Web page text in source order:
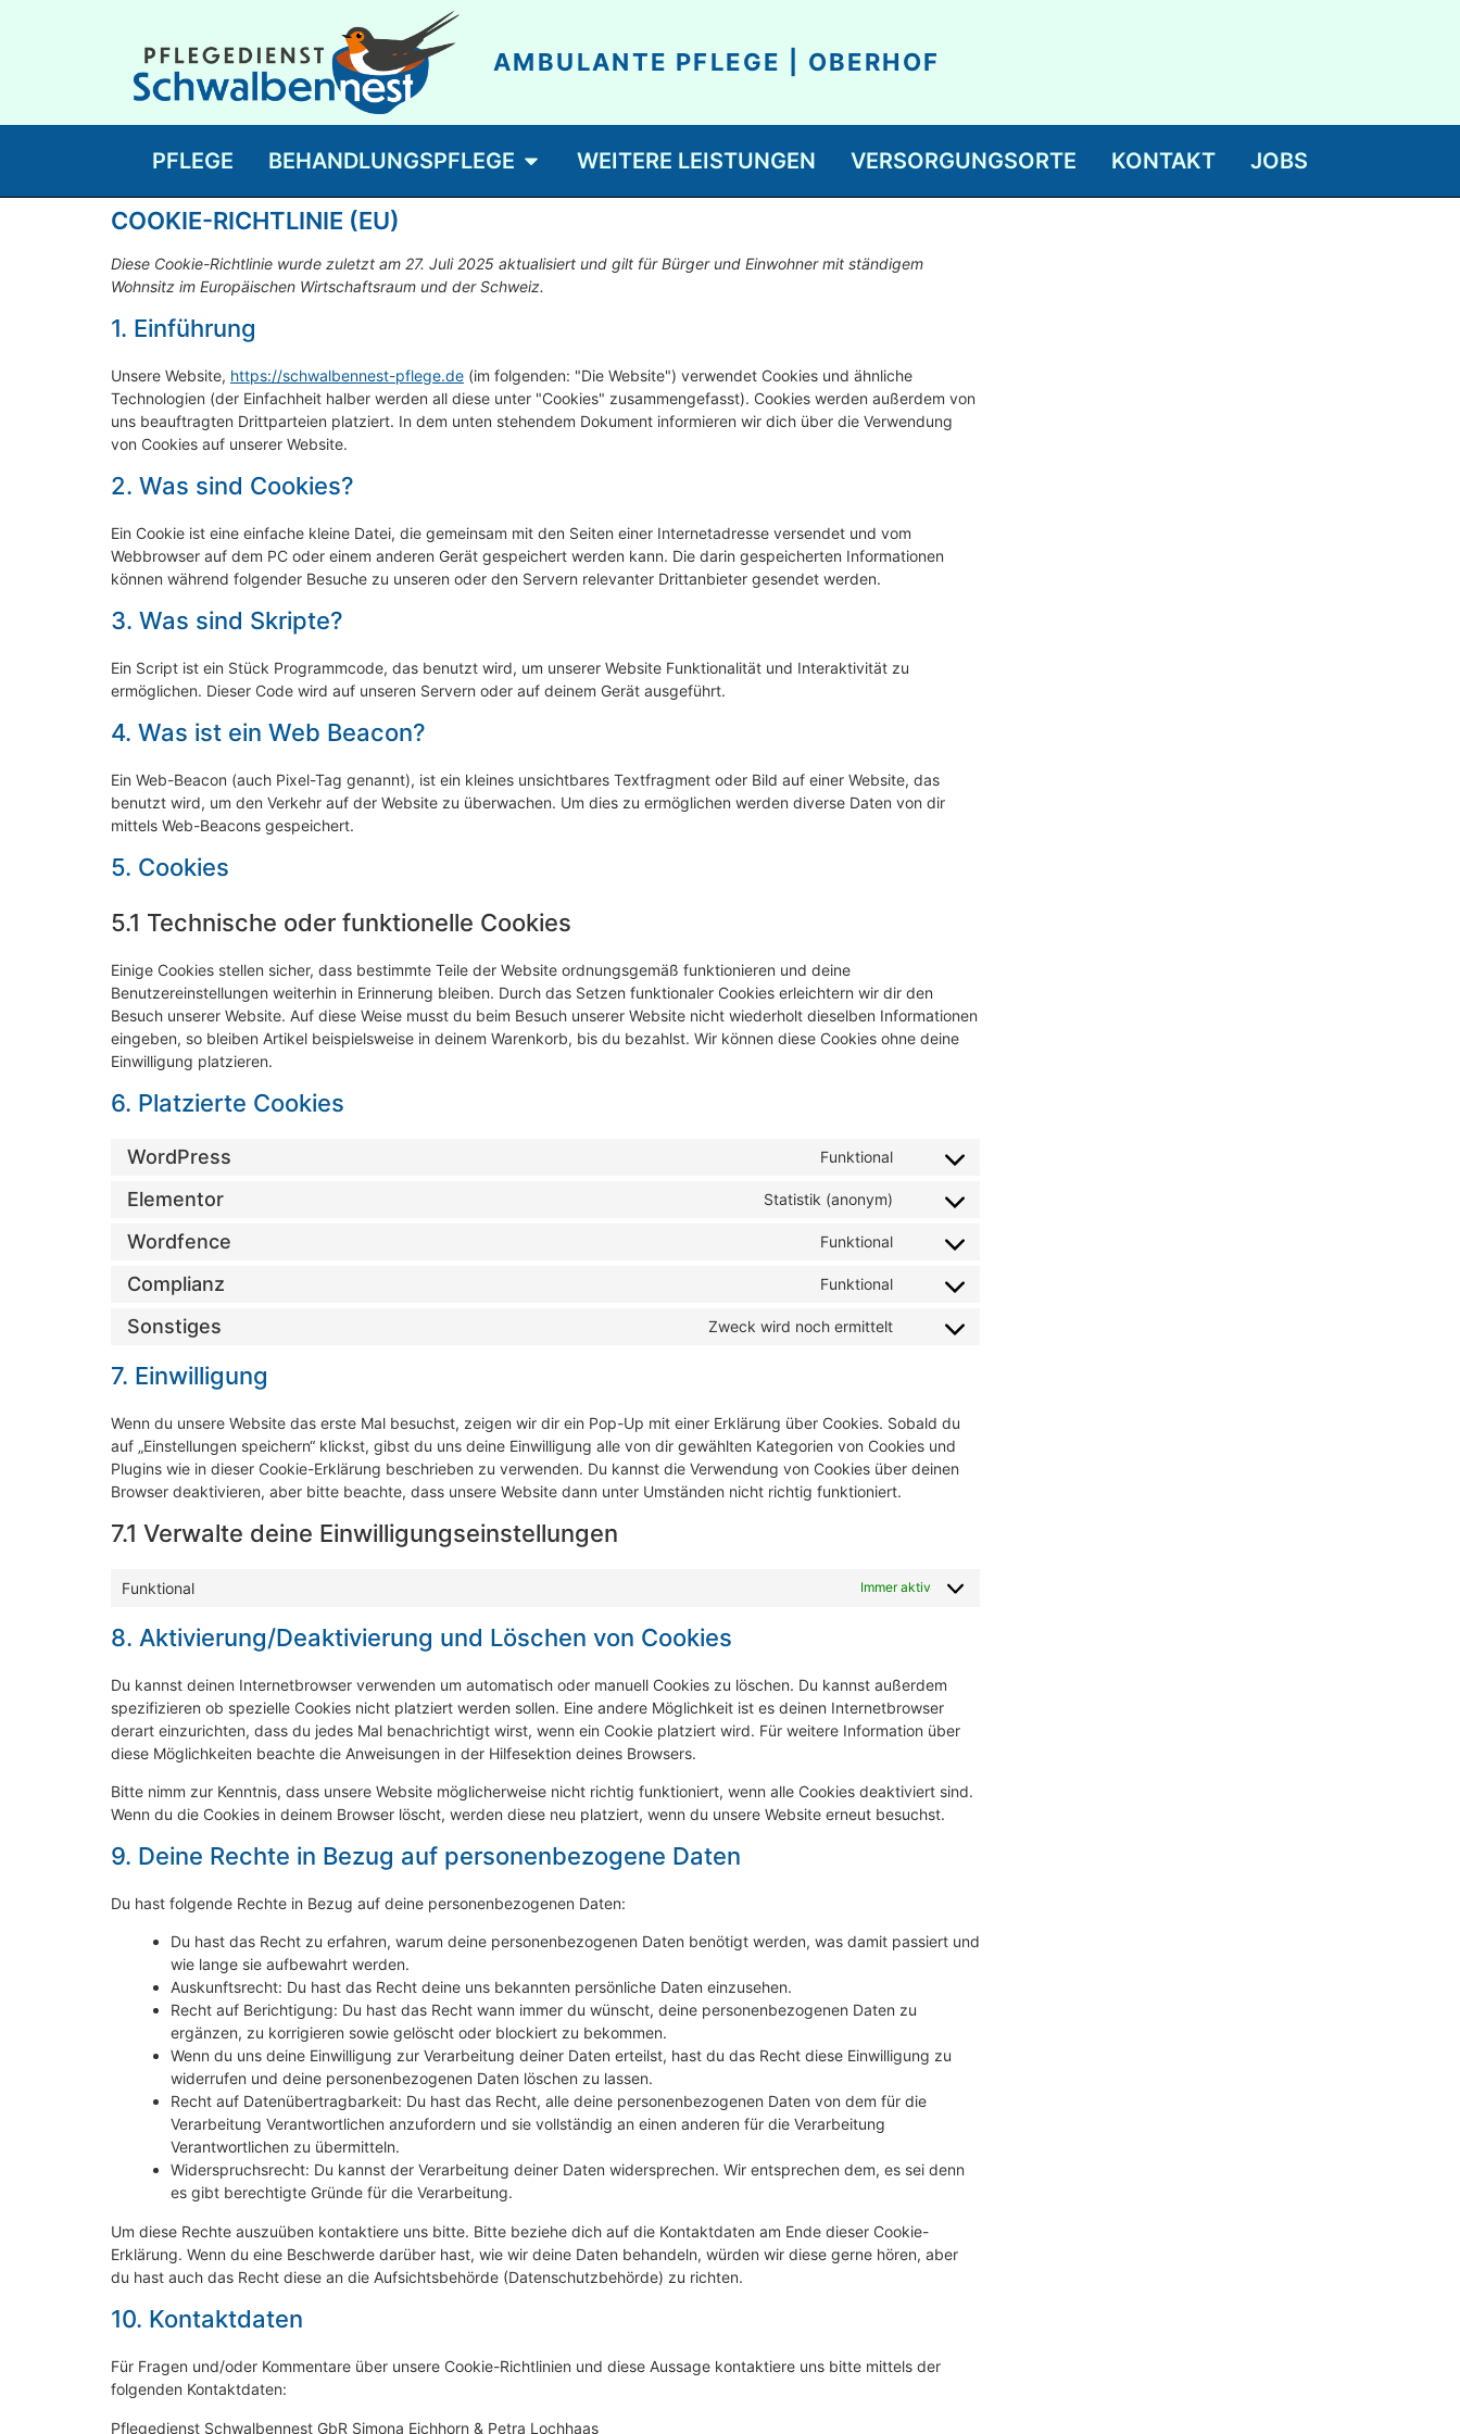
AMBULANTE PFLEGE | OBERHOF
PFLEGE BEHANDLUNGSPFLEGE WEITERE LEISTUNGEN VERSORGUNGSORTE KONTAKT JOBS
COOKIE-RICHTLINIE (EU)
Diese Cookie-Richtlinie wurde zuletzt am 27. Juli 2025 aktualisiert und gilt für Bürger und Einwohner mit ständigem
Wohnsitz im Europäischen Wirtschaftsraum und der Schweiz.
1. Einführung
Unsere Website, https://schwalbennest-pflege.de (im folgenden: "Die Website") verwendet Cookies und ähnliche
Technologien (der Einfachheit halber werden all diese unter "Cookies" zusammengefasst). Cookies werden außerdem von
uns beauftragten Drittparteien platziert. In dem unten stehendem Dokument informieren wir dich über die Verwendung
von Cookies auf unserer Website.
2. Was sind Cookies?
Ein Cookie ist eine einfache kleine Datei, die gemeinsam mit den Seiten einer Internetadresse versendet und vom
Webbrowser auf dem PC oder einem anderen Gerät gespeichert werden kann. Die darin gespeicherten Informationen
können während folgender Besuche zu unseren oder den Servern relevanter Drittanbieter gesendet werden.
3. Was sind Skripte?
Ein Script ist ein Stück Programmcode, das benutzt wird, um unserer Website Funktionalität und Interaktivität zu
ermöglichen. Dieser Code wird auf unseren Servern oder auf deinem Gerät ausgeführt.
4. Was ist ein Web Beacon?
Ein Web-Beacon (auch Pixel-Tag genannt), ist ein kleines unsichtbares Textfragment oder Bild auf einer Website, das
benutzt wird, um den Verkehr auf der Website zu überwachen. Um dies zu ermöglichen werden diverse Daten von dir
mittels Web-Beacons gespeichert.
5. Cookies
5.1 Technische oder funktionelle Cookies
Einige Cookies stellen sicher, dass bestimmte Teile der Website ordnungsgemäß funktionieren und deine
Benutzereinstellungen weiterhin in Erinnerung bleiben. Durch das Setzen funktionaler Cookies erleichtern wir dir den
Besuch unserer Website. Auf diese Weise musst du beim Besuch unserer Website nicht wiederholt dieselben Informationen
eingeben, so bleiben Artikel beispielsweise in deinem Warenkorb, bis du bezahlst. Wir können diese Cookies ohne deine
Einwilligung platzieren.
6. Platzierte Cookies
WordPress Funktional
Elementor Statistik (anonym)
Wordfence Funktional
Complianz Funktional
Sonstiges Zweck wird noch ermittelt
7. Einwilligung
Wenn du unsere Website das erste Mal besuchst, zeigen wir dir ein Pop-Up mit einer Erklärung über Cookies. Sobald du
auf „Einstellungen speichern“ klickst, gibst du uns deine Einwilligung alle von dir gewählten Kategorien von Cookies und
Plugins wie in dieser Cookie-Erklärung beschrieben zu verwenden. Du kannst die Verwendung von Cookies über deinen
Browser deaktivieren, aber bitte beachte, dass unsere Website dann unter Umständen nicht richtig funktioniert.
7.1 Verwalte deine Einwilligungseinstellungen
Funktional Immer aktiv
8. Aktivierung/Deaktivierung und Löschen von Cookies
Du kannst deinen Internetbrowser verwenden um automatisch oder manuell Cookies zu löschen. Du kannst außerdem
spezifizieren ob spezielle Cookies nicht platziert werden sollen. Eine andere Möglichkeit ist es deinen Internetbrowser
derart einzurichten, dass du jedes Mal benachrichtigt wirst, wenn ein Cookie platziert wird. Für weitere Information über
diese Möglichkeiten beachte die Anweisungen in der Hilfesektion deines Browsers.
Bitte nimm zur Kenntnis, dass unsere Website möglicherweise nicht richtig funktioniert, wenn alle Cookies deaktiviert sind.
Wenn du die Cookies in deinem Browser löscht, werden diese neu platziert, wenn du unsere Website erneut besuchst.
9. Deine Rechte in Bezug auf personenbezogene Daten
Du hast folgende Rechte in Bezug auf deine personenbezogenen Daten:
Du hast das Recht zu erfahren, warum deine personenbezogenen Daten benötigt werden, was damit passiert und
wie lange sie aufbewahrt werden.
Auskunftsrecht: Du hast das Recht deine uns bekannten persönliche Daten einzusehen.
Recht auf Berichtigung: Du hast das Recht wann immer du wünscht, deine personenbezogenen Daten zu
ergänzen, zu korrigieren sowie gelöscht oder blockiert zu bekommen.
Wenn du uns deine Einwilligung zur Verarbeitung deiner Daten erteilst, hast du das Recht diese Einwilligung zu
widerrufen und deine personenbezogenen Daten löschen zu lassen.
Recht auf Datenübertragbarkeit: Du hast das Recht, alle deine personenbezogenen Daten von dem für die
Verarbeitung Verantwortlichen anzufordern und sie vollständig an einen anderen für die Verarbeitung
Verantwortlichen zu übermitteln.
Widerspruchsrecht: Du kannst der Verarbeitung deiner Daten widersprechen. Wir entsprechen dem, es sei denn
es gibt berechtigte Gründe für die Verarbeitung.
Um diese Rechte auszuüben kontaktiere uns bitte. Bitte beziehe dich auf die Kontaktdaten am Ende dieser Cookie-
Erklärung. Wenn du eine Beschwerde darüber hast, wie wir deine Daten behandeln, würden wir diese gerne hören, aber
du hast auch das Recht diese an die Aufsichtsbehörde (Datenschutzbehörde) zu richten.
10. Kontaktdaten
Für Fragen und/oder Kommentare über unsere Cookie-Richtlinien und diese Aussage kontaktiere uns bitte mittels der
folgenden Kontaktdaten:
Pflegedienst Schwalbennest GbR Simona Eichhorn & Petra Lochhaas